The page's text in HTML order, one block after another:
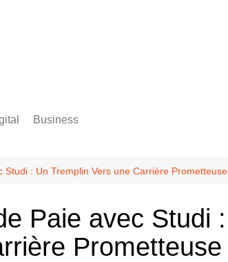
Business
: Un Tremplin Vers une Carrière Prometteuse
Paie avec Studi :
Prometteuse